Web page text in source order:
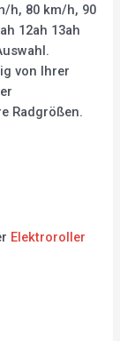
h, 80 km/h, 90
12ah 13ah
von Ihrer
Radgrößen.
Elektroroller